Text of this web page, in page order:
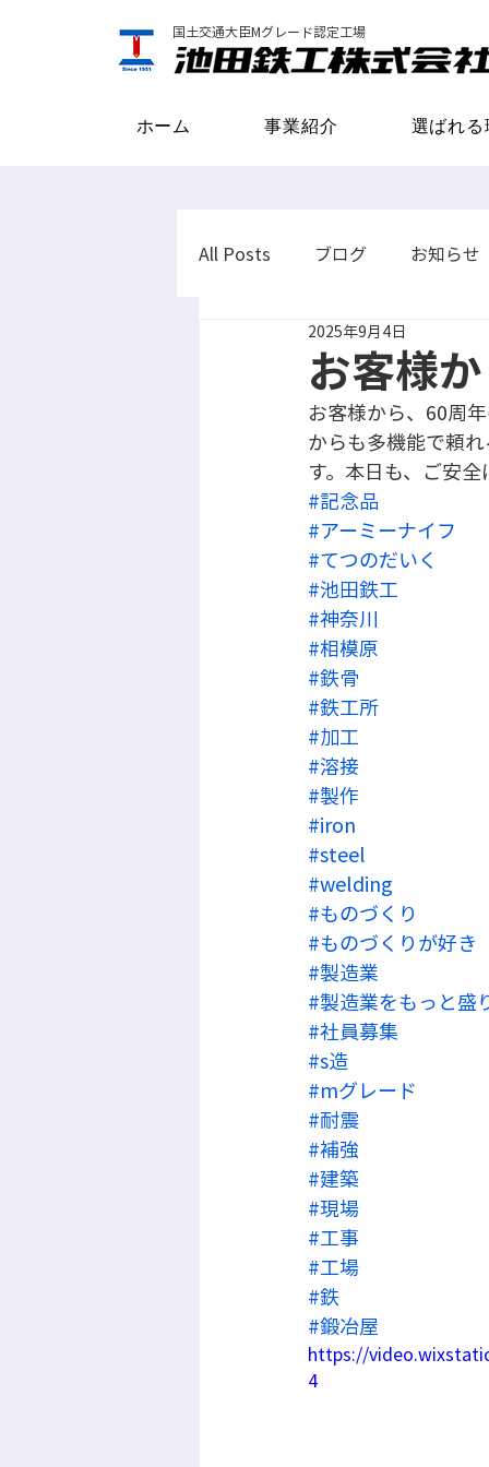
国土交通大臣Mグレード認定工場
ホーム 事業紹介 選ばれる
All Posts ブログ お知らせ
お客様
2025年9月4日
お客様から、60周
からも多機能で頼
す。本日も、ご安全
#記念品
#アーミーナイフ
#てつのだいく
#池田鉄工
#神奈川
#相模原
#鉄骨
#鉄工所
#加工
#溶接
#製作
#iron
#steel
#welding
#ものづくり
#ものづくりが好き
#製造業
#製造業をもっと盛
#社員募集
#s造
#mグレード
#耐震
#補強
#建築
#現場
#工事
#工場
#鉄
#鍛冶屋
https://
4